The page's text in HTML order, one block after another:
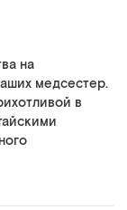
на
медсестер.
в